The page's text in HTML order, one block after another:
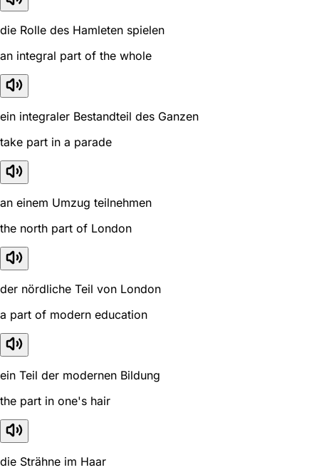
die Rolle des Hamleten spielen
an integral part of the whole
ein integraler Bestandteil des Ganzen
take part in a parade
an einem Umzug teilnehmen
the north part of London
der nördliche Teil von London
a part of modern education
ein Teil der modernen Bildung
the part in one's hair
die Strähne im Haar